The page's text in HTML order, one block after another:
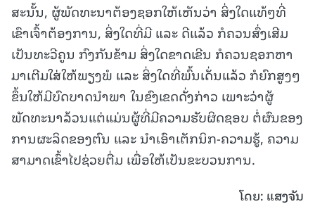
ສະນັ້ນ, ຜູ້ພັດທະນາຕ້ອງຊອກໃຫ້ເຫັນວ່າ ສິ່ງໃດແທ້ໆທີ່
ເຂົາເຈົ້າຕ້ອງການ, ສິ່ງໃດທີ່ມີ ແລະ ດີແລ້ວ ກໍຄວນສົ່ງເສີມ
ເປັນທະວີຄູນ ກົງກັນຂ້າມ ສິ່ງໃດຂາດເຂີນ ກໍຄວນຊອກຫາ
ມາເຕີມໃສ່ໃຫ້ພຽງພໍ ແລະ ສິ່ງໃດທີ່ພົ້ນເດັ່ນແລ້ວ ກໍຍົກສູງໆ
ຂຶ້ນໃຫ້ມີບົດບາດນໍາພາ ໃນຂົງເຂດດັ່ງກ່າວ ເພາະວ່າຜູ້
ພັດທະນາລ້ວນແຕ່ແມ່ນຜູ້ທີ່ມີຄວາມຮັບຜິດຊອບ ຕໍ່ຜົນຂອງ
ການຜະລິດຂອງຕົນ ແລະ ນໍາເອົາເຕັກນິກ-ຄວາມຮູ້, ຄວາມ
ສາມາດເຂົ້າໄປຊ່ວຍຕື່ມ ເພື່ອໃຫ້ເປັນຂະບວນການ.
ໂດຍ: ແສງຈັນ